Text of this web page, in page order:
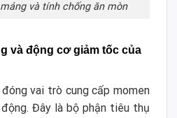
và tính chống ăn mòn
và động cơ giảm tốc của
vai trò cung cấp momen
Đây là bộ phận tiêu thụ